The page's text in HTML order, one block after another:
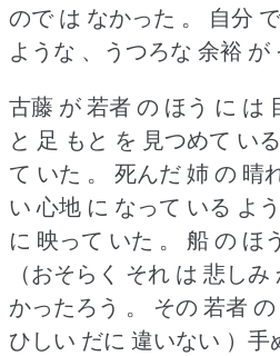
ので は なかった 。
自分
ような 、うつろな 余裕 が
古藤 が 若者 の ほう に は
と 足 もと を 見つめて い
て いた 。
死んだ 姉 の 晴
い 心地 に なって いる よ
に 映って いた 。
船 の ほ
（おそらく それ は 悲し
かったろう 。
その 若者
ひしい だに 違いない ）手